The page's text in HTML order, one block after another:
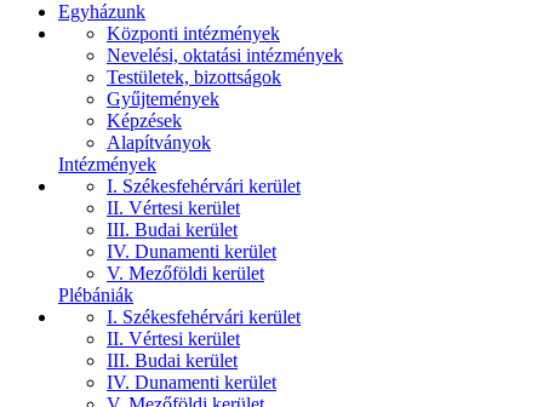
Egyházunk
Központi intézmények
Nevelési, oktatási intézmények
Testületek, bizottságok
Gyűjtemények
Képzések
Alapítványok
Intézmények
I. Székesfehérvári kerület
II. Vértesi kerület
III. Budai kerület
IV. Dunamenti kerület
V. Mezőföldi kerület
Plébániák
I. Székesfehérvári kerület
II. Vértesi kerület
III. Budai kerület
IV. Dunamenti kerület